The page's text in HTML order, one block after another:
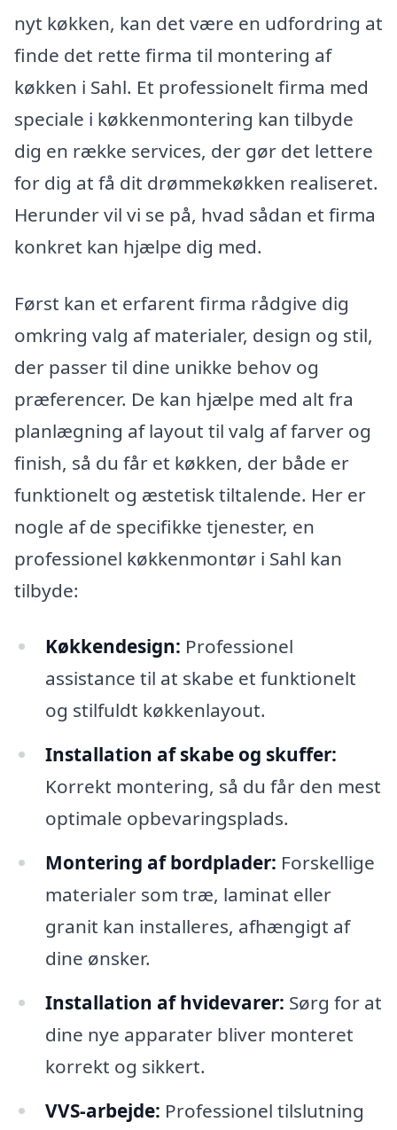
nyt køkken, kan det være en udfordring at
finde det rette firma til montering af
køkken i Sahl. Et professionelt firma med
speciale i køkkenmontering kan tilbyde
dig en række services, der gør det lettere
for dig at få dit drømmekøkken realiseret.
Herunder vil vi se på, hvad sådan et firma
konkret kan hjælpe dig med.
Først kan et erfarent firma rådgive dig
omkring valg af materialer, design og stil,
der passer til dine unikke behov og
præferencer. De kan hjælpe med alt fra
planlægning af layout til valg af farver og
finish, så du får et køkken, der både er
funktionelt og æstetisk tiltalende. Her er
nogle af de specifikke tjenester, en
professionel køkkenmontør i Sahl kan
tilbyde:
Køkkendesign: Professionel
assistance til at skabe et funktionelt
og stilfuldt køkkenlayout.
Installation af skabe og skuffer:
Korrekt montering, så du får den mest
optimale opbevaringsplads.
Montering af bordplader: Forskellige
materialer som træ, laminat eller
granit kan installeres, afhængigt af
dine ønsker.
Installation af hvidevarer: Sørg for at
dine nye apparater bliver monteret
korrekt og sikkert.
VVS-arbejde: Professionel tilslutning